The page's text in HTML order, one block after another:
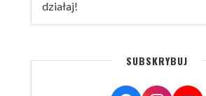
działaj!
SUBSKRYBUJ